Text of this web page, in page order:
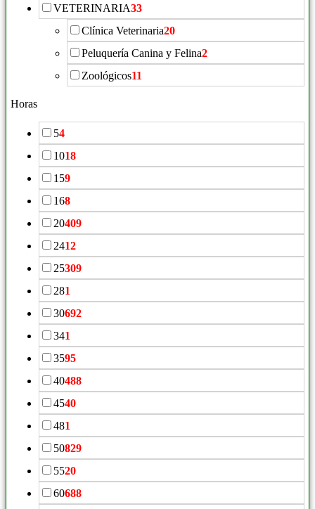
VETERINARIA33
Clínica Veterinaria20
Peluquería Canina y Felina2
Zoológicos11
Horas
54
1018
159
168
20409
2412
25309
281
30692
341
3595
40488
4540
481
50829
5520
60688